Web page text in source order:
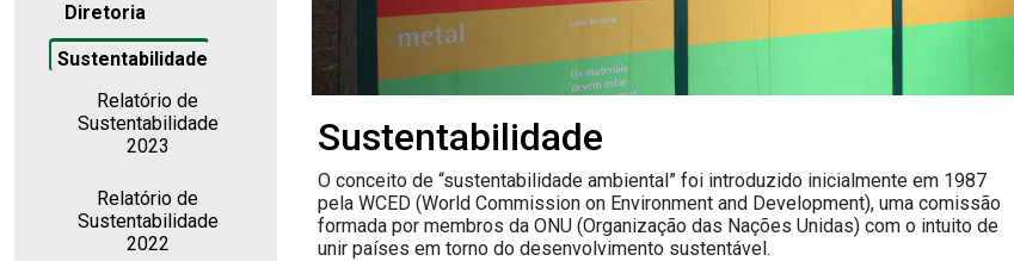
Diretoria
Sustentabilidade
Relatório de
Sustentabilidade
2023
Relatório de
Sustentabilidade
2022
Sustentabilidade
O conceito de “sustentabilidade ambiental” foi introduzido inicialmente em 1987
pela WCED (World Commission on Environment and Development), uma comissão
formada por membros da ONU (Organização das Nações Unidas) com o intuito de
unir países em torno do desenvolvimento sustentável.